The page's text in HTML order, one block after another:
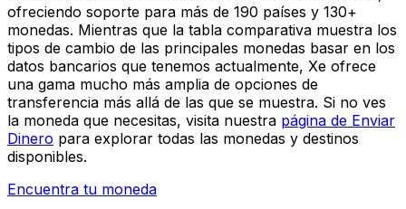
ofreciendo soporte para más de 190 países y 130+
monedas. Mientras que la tabla comparativa muestra los
tipos de cambio de las principales monedas basar en los
datos bancarios que tenemos actualmente, Xe ofrece
una gama mucho más amplia de opciones de
transferencia más allá de las que se muestra. Si no ves
la moneda que necesitas, visita nuestra página de Enviar
Dinero para explorar todas las monedas y destinos
disponibles.
Encuentra tu moneda